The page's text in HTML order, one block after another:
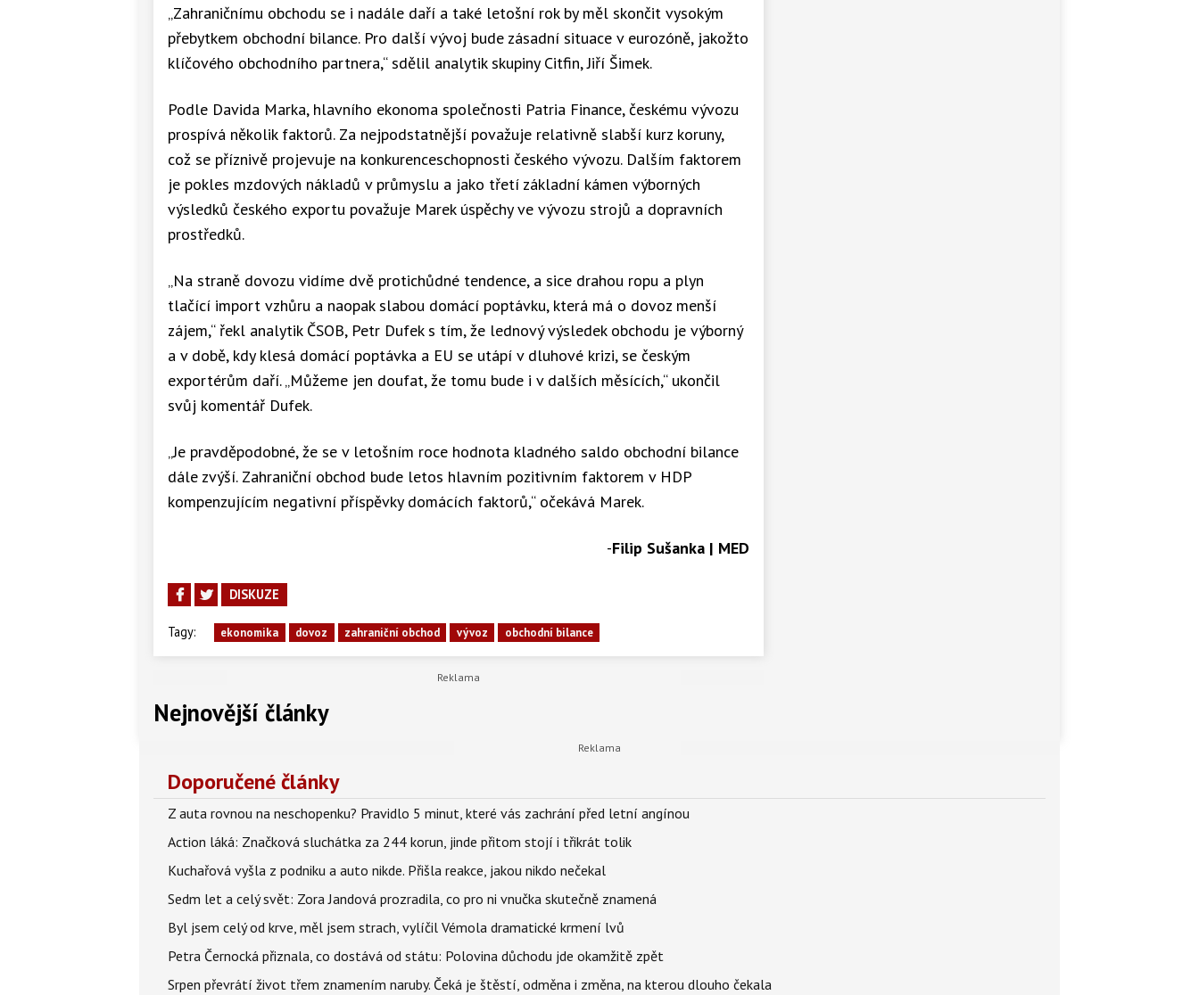
„Zahraničnímu obchodu se i nadále daří a také letošní rok by měl skončit vysokým
přebytkem obchodní bilance. Pro další vývoj bude zásadní situace v eurozóně, jakožto
klíčového obchodního partnera,“ sdělil analytik skupiny Citfin, Jiří Šimek.
Podle Davida Marka, hlavního ekonoma společnosti Patria Finance, českému vývozu
prospívá několik faktorů. Za nejpodstatnější považuje relativně slabší kurz koruny,
což se příznivě projevuje na konkurenceschopnosti českého vývozu. Dalším faktorem
je pokles mzdových nákladů v průmyslu a jako třetí základní kámen výborných
výsledků českého exportu považuje Marek úspěchy ve vývozu strojů a dopravních
prostředků.
„Na straně dovozu vidíme dvě protichůdné tendence, a sice drahou ropu a plyn
tlačící import vzhůru a naopak slabou domácí poptávku, která má o dovoz menší
zájem,“ řekl analytik ČSOB, Petr Dufek s tím, že lednový výsledek obchodu je výborný
a v době, kdy klesá domácí poptávka a EU se utápí v dluhové krizi, se českým
exportérům daří. „Můžeme jen doufat, že tomu bude i v dalších měsících,“ ukončil
svůj komentář Dufek.
„Je pravděpodobné, že se v letošním roce hodnota kladného saldo obchodní bilance
dále zvýší. Zahraniční obchod bude letos hlavním pozitivním faktorem v HDP
kompenzujícím negativní příspěvky domácích faktorů,“ očekává Marek.
-Filip Sušanka | MED
DISKUZE
Tagy: ekonomika dovoz zahraniční obchod vývoz obchodní bilance
Nejnovější články
Doporučené články
Z auta rovnou na neschopenku? Pravidlo 5 minut, které vás zachrání před letní angínou
Action láká: Značková sluchátka za 244 korun, jinde přitom stojí i třikrát tolik
Kuchařová vyšla z podniku a auto nikde. Přišla reakce, jakou nikdo nečekal
Sedm let a celý svět: Zora Jandová prozradila, co pro ni vnučka skutečně znamená
Byl jsem celý od krve, měl jsem strach, vylíčil Vémola dramatické krmení lvů
Petra Černocká přiznala, co dostává od státu: Polovina důchodu jde okamžitě zpět
Srpen převrátí život třem znamením naruby. Čeká je štěstí, odměna i změna, na kterou dlouho čekala